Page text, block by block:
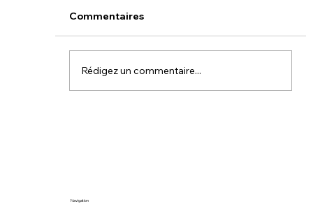
Commentaires
Rédigez un commentaire...
Navigation